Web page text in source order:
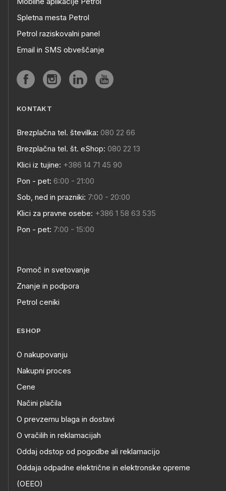
Spletna mesta Petrol
Petrol raziskovalni panel
Email in SMS obveščanje
KONTAKT
Brezplačna tel. številka: 080 22 66
Brezplačna tel. št. eShop: 080 22 13
Klici iz tujine: +386 14 71 45 90
Pon - pet: 6:00 - 21:00
Sob, ned in prazniki: 7:00 - 20:00
Klici za pravne osebe: +386 1 58 63 535
Pon - pet: 7:00 - 15:00
Pomoč in svetovanje
Znanje in podpora
Petrol ceniki
ESHOP
O nakupovanju
Nakupni proces
Cene
Načini plačila
O prevzemu blaga in dostavi
O vračilih in reklamacijah
Oddaj odstop od pogodbe ali reklamacijo
Oddaja odpadne električne in elektronske opreme
(OEEO)